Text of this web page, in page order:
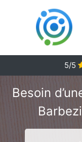
5/5
Besoin